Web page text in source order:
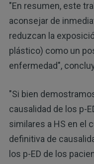
"En resumen, este
aconsejar de
reduzcan la
plástico) como un
enfermedad",
"Si bien
causalidad de los p-
similares a HS en el
definitiva de
los p-ED de los